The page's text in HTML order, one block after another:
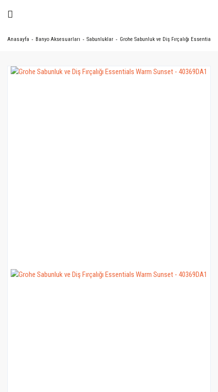
Anasayfa Banyo Aksesuarları Sabunluklar Grohe Sabunluk ve Diş Fırçalığı Essentials